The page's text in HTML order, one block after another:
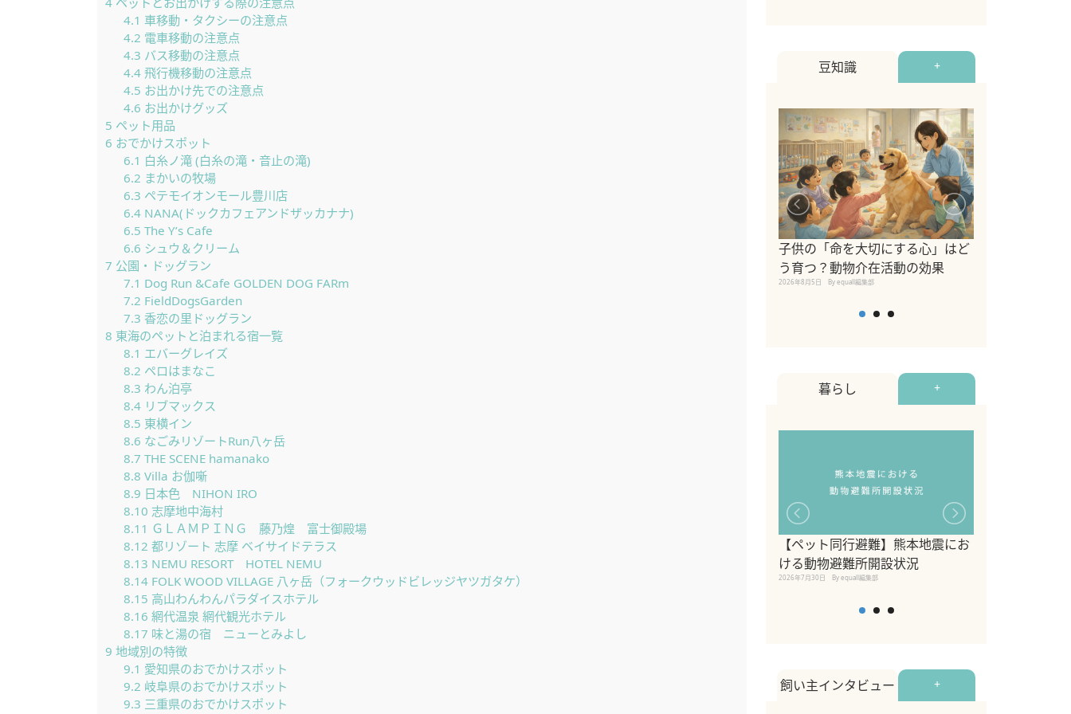
4.1 車移動・タクシーの注意点
4.2 電車移動の注意点
4.3 バス移動の注意点
4.4飛行機移動の注意点
4.5 お出かけ先での注意点
4.6 お出かけグッズ
5 ペット用品
6 おでかけスポット
6.1 白糸ノ滝 (白糸の滝・音止の滝)
6.2 まかいの牧場
6.3 ペテモイオンモール豊川店
6.4NANA(ドックカフェアンドザッカナナ)
6.5 The Y’s Cafe
6.6 シュウ＆クリーム
7 公園・ドッグラン
7.1 Dog Run &Cafe GOLDEN DOG FARm
7.2 FieldDogsGarden
7.3 香恋の里ドッグラン
8 東海のペットと泊まれる宿一覧
8.1 エバーグレイズ
8.2 ペロはまなこ
8.3 わん泊亭
8.4リブマックス
8.5 東横イン
8.6 なごみリゾートRun八ヶ岳
8.7 THE SCENE hamanako
8.8 Villa お伽噺
8.9 日本色 NIHON IRO
8.10 志摩地中海村
8.11 ＧＬＡＭＰＩＮＧ 藤乃煌 富士御殿場
8.12 都リゾート 志摩 ベイサイドテラス
8.13 NEMU RESORT HOTEL NEMU
8.14FOLK WOOD VILLAGE 八ヶ岳（フォークウッドビレッジヤツガタケ）
8.15 高山わんわんパラダイスホテル
8.16 網代温泉 網代観光ホテル
8.17 味と湯の宿 ニューとみよし
9 地域別の特徴
9.1 愛知県のおでかけスポット
9.2 岐阜県のおでかけスポット
9.3 三重県のおでかけスポット
豆知識 +
子供の「命を大切にする心」はど
う育つ？動物介在活動の効果
2026年8月5日 By equall編集部
暮らし +
【ペット同行避難】熊本地震にお
ける動物避難所開設状況
2026年7月30日 By equall編集部
飼い主インタビュー +